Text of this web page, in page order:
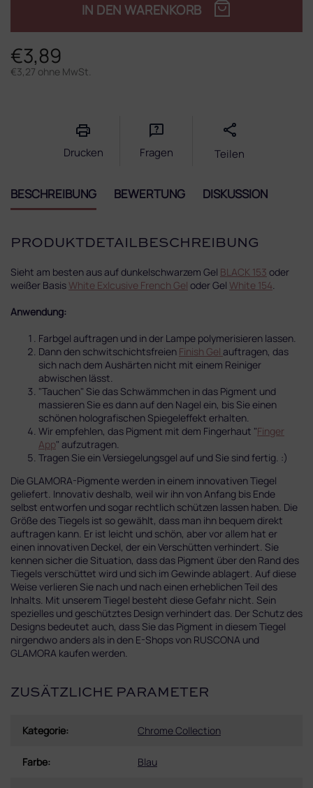
€3,89
€3,27 ohne MwSt.
IN DEN WARENKORB
Drucken Fragen Teilen
BESCHREIBUNG BEWERTUNG DISKUSSION
PRODUKTDETAILBESCHREIBUNG
Sieht am besten aus auf dunkelschwarzem Gel BLACK 153 oder
weißer BasisWhite Exlcusive French Gel oder Gel White 154
Anwendung:
Farbgel auftragen und in der Lampe polymerisieren lassen.
Dann den schwitschichtsfreien Finish Gel auftragen, das
sich nach dem Aushärten nicht mit einem Reiniger
abwischen lässt.
"Tauchen" Sie das Schwämmchen in das Pigment und
massieren Sie es dann auf den Nagel ein, bis Sie einen
schönen holografischen Spiegeleffekt erhalten.
Wir empfehlen, das Pigment mit dem Fingerhaut "Finger
App" aufzutragen.
Tragen Sie ein Versiegelungsgel auf und Sie sind fertig. :)
Die GLAMORA-Pigmente werden in einem innovativen Tiegel
geliefert. Innovativ deshalb, weil wir ihn von Anfang bis Ende
selbst entworfen und sogar rechtlich schützen lassen haben. Die
Größe des Tiegels ist so gewählt, dass man ihn bequem direkt
auftragen kann. Er ist leicht und schön, aber vor allem hat er
einen innovativen Deckel, der ein Verschütten verhindert. Sie
kennen sicher die Situation, dass das Pigment über den Rand des
Tiegels verschüttet wird und sich im Gewinde ablagert. Auf diese
Weise verlieren Sie nach und nach einen erheblichen Teil des
Inhalts. Mit unserem Tiegel besteht diese Gefahr nicht. Sein
spezielles und geschütztes Design verhindert das. Der Schutz des
Designs bedeutet auch, dass Sie das Pigment in diesem Tiegel
nirgendwo anders als in den E-Shops von RUSCONA und
GLAMORA kaufen werden.
ZUSÄTZLICHE PARAMETER
Kategorie: Chrome Collection
Farbe: Blau